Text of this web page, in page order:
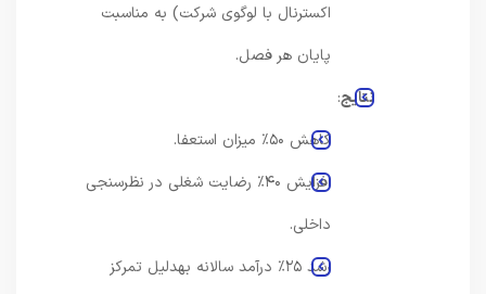
اکسترنال با لوگوی شرکت) به مناسبت
پایان هر فصل.
نتایج:
کاهش ۵۰٪ میزان استعفا.
افزایش ۴۰٪ رضایت شغلی در نظرسنجی
داخلی.
رشد ۲۵٪ درآمد سالانه بهدلیل تمرکز